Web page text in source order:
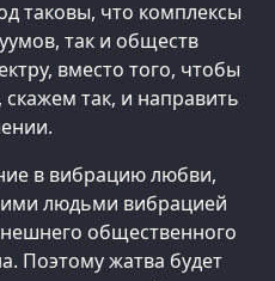
таковы, что комплексы
так и обществ
вместо того, чтобы
скажем так, и направить
в вибрацию любви,
людьми вибрацией
общественного
Поэтому жатва будет